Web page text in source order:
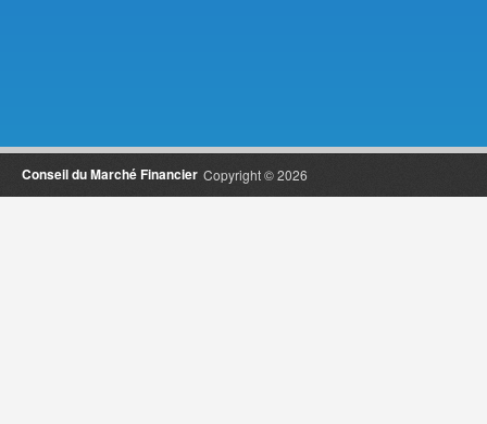
Copyright © 2026
Conseil du Marché Financier